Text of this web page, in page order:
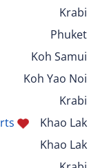
Krabi
Phuket
Koh Samui
Koh Yao Noi
Krabi
Khao Lak
Khao Lak